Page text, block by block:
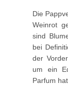
Die
Weinrot
sind
bei
der
um ein
Parfum hat.